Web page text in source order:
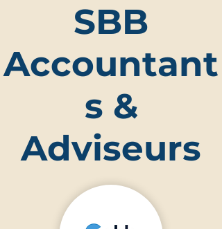
SBB
Accountant
s &
Adviseurs